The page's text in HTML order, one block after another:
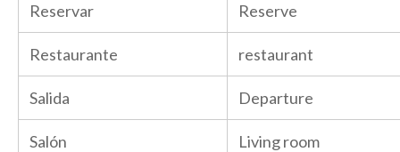
Reservar Reserve
Restaurante restaurant
Salida Departure
Salón Living room